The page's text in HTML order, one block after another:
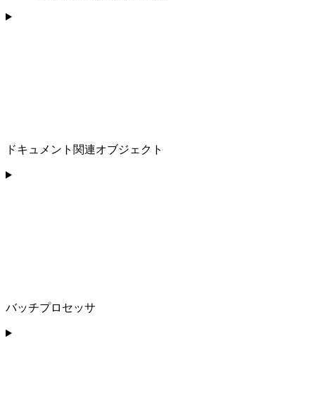
ドキュメント関連オブジェクト
バッチプロセッサ